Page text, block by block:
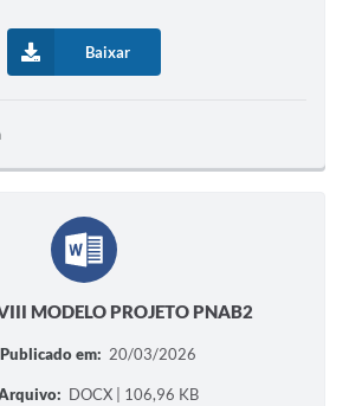
Baixar
MODELO PROJETO PNAB2
Publicado em: 20/03/2026
DOCX | 106,96 KB